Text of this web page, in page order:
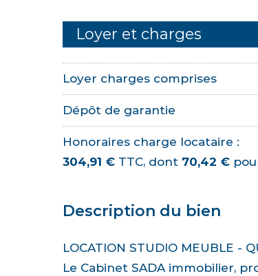
Loyer et charges
Loyer charges comprises
Dépôt de garantie
Honoraires charge locataire :
304,91 € TTC, dont 70,42 €
Description du bien
LOCATION STUDIO MEUBLE -
Le Cabinet SADA immobilier,